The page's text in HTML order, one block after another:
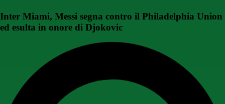
Inter Miami, Messi segna contro il Philadelphia Union
ed esulta in onore di Djokovic